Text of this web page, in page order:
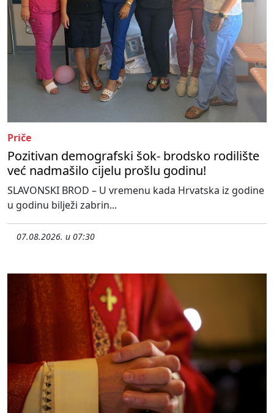
Priče
Pozitivan demografski šok- brodsko rodilište
već nadmašilo cijelu prošlu godinu!
SLAVONSKI BROD – U vremenu kada Hrvatska iz godine
u godinu bilježi zabrin...
07.08.2026. u 07:30